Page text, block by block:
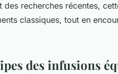
des recherches récentes,
classiques, tout en
des infusions